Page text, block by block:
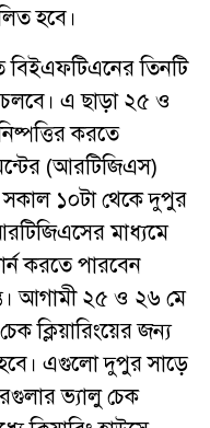
হবে।
তিনটি
এ ছাড়া ২৫ ও
করতে
(আরটিজিএস)
সকাল ১০টা থেকে দুপুর
মাধ্যমে
করতে পারবেন
আগামী ২৫ ও ২৬ মে
ক্লিয়ারিংয়ের জন্য
হবে। এগুলো দুপুর সাড়ে
ভ্যালু চেক